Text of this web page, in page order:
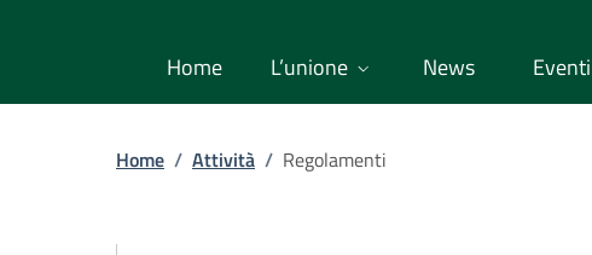
Home L’unione News Eventi
Home / Attività / Regolamenti